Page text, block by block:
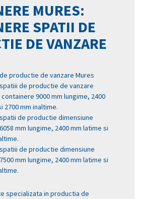
MURES:
SPATII DE
DE VANZARE
productie de vanzare Mures
de productie de vanzare
9000 mm lungime, 2400
2700 mm inaltime.
de productie dimensiune
mm lungime, 2400 mm latime si
de productie dimensiune
mm lungime, 2400 mm latime si
specializata in productia de